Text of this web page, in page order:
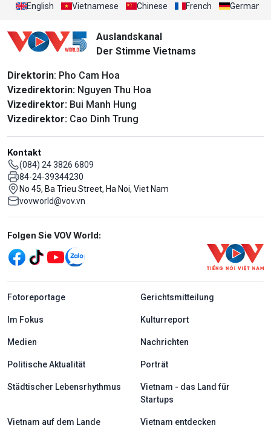
English Vietnamese Chinese French German
Auslandskanal
Der Stimme Vietnams
Direktorin: Pho Cam Hoa
Vizedirektorin: Nguyen Thu Hoa
Vizedirektor: Bui Manh Hung
Vizedirektor: Cao Dinh Trung
Kontakt
(084) 24 3826 6809
84-24-39344230
No 45, Ba Trieu Street, Ha Noi, Viet Nam
vovworld@vov.vn
Mạng xã hội
Folgen Sie VOV World:
menu footer tiếng Đức
Fotoreportage Gerichtsmitteilung
Im Fokus Kulturreport
Medien Nachrichten
Politische Aktualität Porträt
Städtischer Lebensrhythmus
Vietnam - das Land für
Startups
Vietnam auf dem Lande Vietnam entdecken